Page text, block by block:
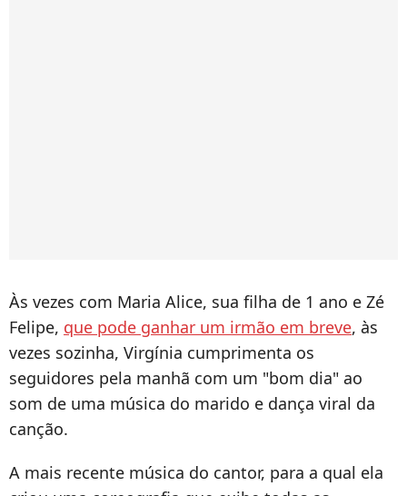
Às vezes com Maria Alice, sua filha de 1 ano e Zé
Felipe, que pode ganhar um irmão em breve, às
vezes sozinha, Virgínia cumprimenta os
seguidores pela manhã com um "bom dia" ao
som de uma música do marido e dança viral da
canção.
A mais recente música do cantor, para a qual ela